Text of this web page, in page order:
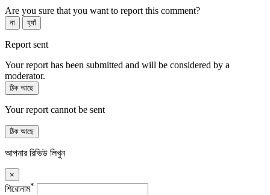
Are you sure that you want to report this comment?
না হ্যাঁ
Report sent
Your report has been submitted and will be considered by a
moderator.
ঠিক আছে
Your report cannot be sent
ঠিক আছে
আপনার রিভিউ লিখুন
×
শিরোনাম*